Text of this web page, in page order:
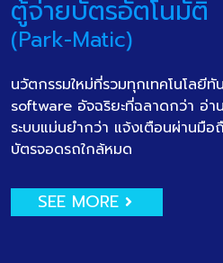
ตู้จ่ายบัตรอัตโนมัติ
(Park-Matic)
นวัตกรรมใหม่ที่รวมทุกเทคโนโลยี
software อัจฉริยะที่ฉลาดกว่า อ่า
ระบบแม่นยำกว่า แจ้งเตือนผ่านมื
บัตรจอดรถใกล้หมด
SEE MORE